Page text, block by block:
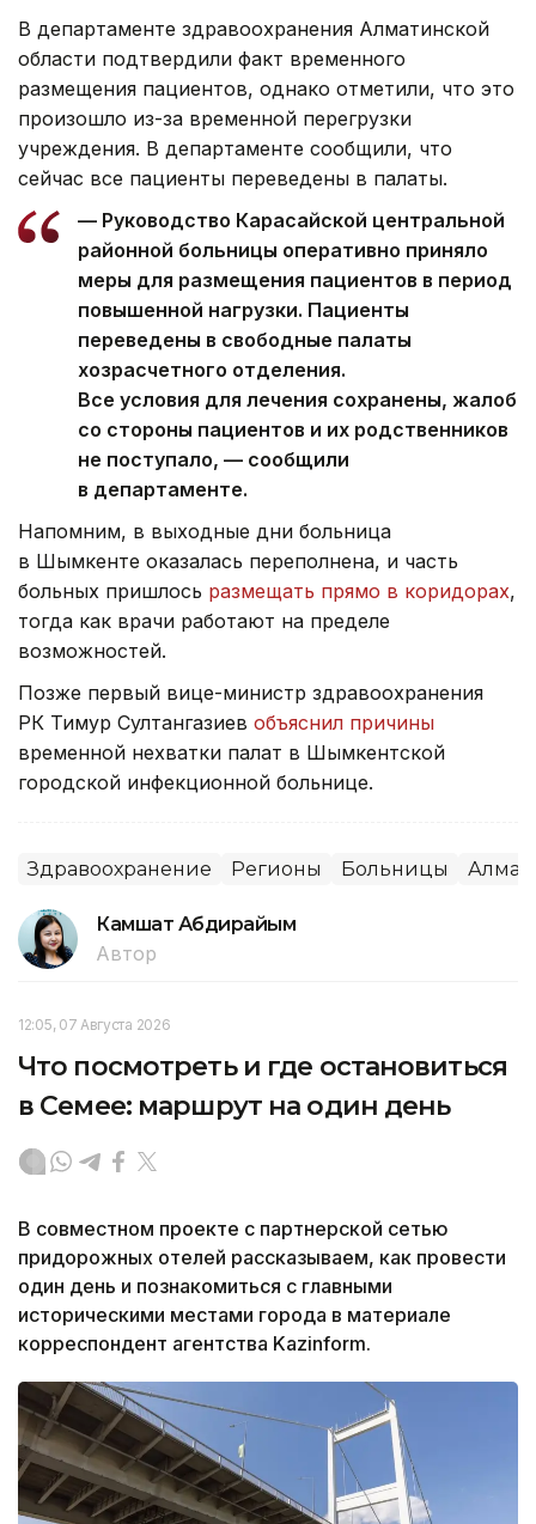
В департаменте здравоохранения Алматинской
области подтвердили факт временного
размещения пациентов, однако отметили, что это
произошло из-за временной перегрузки
учреждения. В департаменте сообщили, что
сейчас все пациенты переведены в палаты.
— Руководство Карасайской центральной
районной больницы оперативно приняло
меры для размещения пациентов в период
повышенной нагрузки. Пациенты
переведены в свободные палаты
хозрасчетного отделения.
Все условия для лечения сохранены, жалоб
со стороны пациентов и их родственников
не поступало, — сообщили
в департаменте.
Напомним, в выходные дни больница
в Шымкенте оказалась переполнена, и часть
больных пришлось размещать прямо в коридорах,
тогда как врачи работают на пределе
возможностей.
Позже первый вице-министр здравоохранения
РК Тимур Султангазиев объяснил причины
временной нехватки палат в Шымкентской
городской инфекционной больнице.
Здравоохранение Регионы Больницы
Камшат Абдирайым
Автор
12:05, 07 Августа 2026
Что посмотреть и где остановиться
в Семее: маршрут на один день
В совместном проекте с партнерской сетью
придорожных отелей рассказываем, как провести
один день и познакомиться с главными
историческими местами города в материале
корреспондент агентства Kazinform.